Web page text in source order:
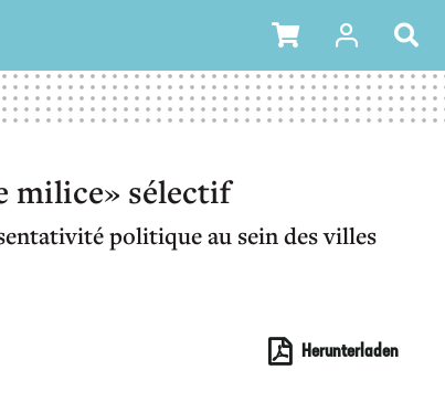
milice» sélectif
politique au sein des villes
Herunterladen